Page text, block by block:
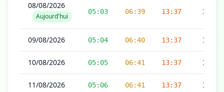
08/08/2026
Aujourd'hui
05:03 06:39 13:37 17:15
09/08/2026 05:04 06:40 13:37 17:15
10/08/2026 05:05 06:41 13:37 17:15
11/08/2026 05:06 06:41 13:37 17:14